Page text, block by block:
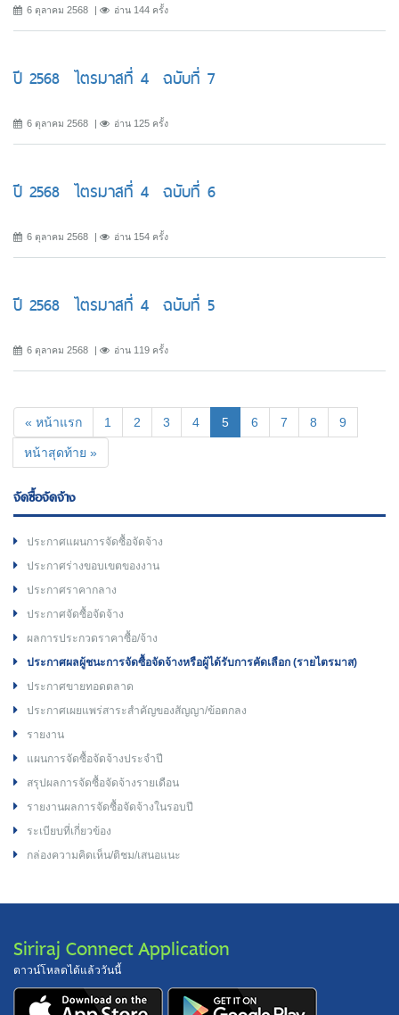
6 ตุลาคม 2568 อ่าน 144 ครั้ง
ปี 2568 ไตรมาสที่ 4 ฉบับที่ 7
6 ตุลาคม 2568 อ่าน 125 ครั้ง
ปี 2568 ไตรมาสที่ 4 ฉบับที่ 6
6 ตุลาคม 2568 อ่าน 154 ครั้ง
ปี 2568 ไตรมาสที่ 4 ฉบับที่ 5
6 ตุลาคม 2568 อ่าน 119 ครั้ง
« หน้าแรก 1 2 3 4 5(current)
6 7 8 9
หน้าสุดท้าย »
จัดซื้อจัดจ้าง
ประกาศแผนการจัดซื้อจัดจ้าง
ประกาศร่างขอบเขตของงาน
ประกาศราคากลาง
ประกาศจัดซื้อจัดจ้าง
ผลการประกวดราคาซื้อ/จ้าง
ประกาศผลผู้ชนะการจัดซื้อจัดจ้างหรือผู้ได้รับการคัดเลือก (รายไตรมาส)
ประกาศขายทอดตลาด
ประกาศเผยแพร่สาระสำคัญของสัญญา/ข้อตกลง
รายงาน
แผนการจัดซื้อจัดจ้างประจำปี
สรุปผลการจัดซื้อจัดจ้างรายเดือน
รายงานผลการจัดซื้อจัดจ้างในรอบปี
ระเบียบที่เกี่ยวข้อง
กล่องความคิดเห็น/ติชม/เสนอแนะ
Siriraj Connect Application
ดาวน์โหลดได้แล้ววันนี้